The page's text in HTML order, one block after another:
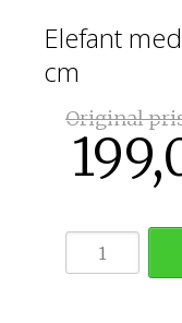
Elefant
cm
Original